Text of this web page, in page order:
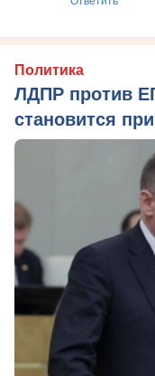
Политика
ЛДПР против
становится